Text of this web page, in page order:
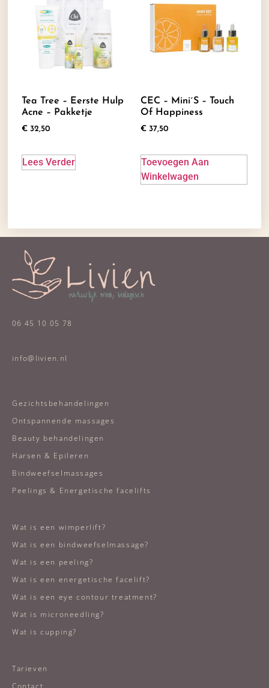
Tea Tree – Eerste Hulp
Acne – Pakketje
€ 32,50
Lees Verder
CEC – Mini´s – Touch
Of Happiness
€ 37,50
Toevoegen Aan
Winkelwagen
06 45 10 05 78
info@livien.nl
Gezichtsbehandelingen
Ontspannende massages
Beauty behandelingen
Harsen & Epileren
Bindweefselmassages
Peelings & Energetische facelifts
Wat is een wimperlift?
Wat is een bindweefselmassage?
Wat is een peeling?
Wat is een energetische facelift?
Wat is een eye contour treatment?
Wat is microneedling?
Wat is cupping?
Tarieven